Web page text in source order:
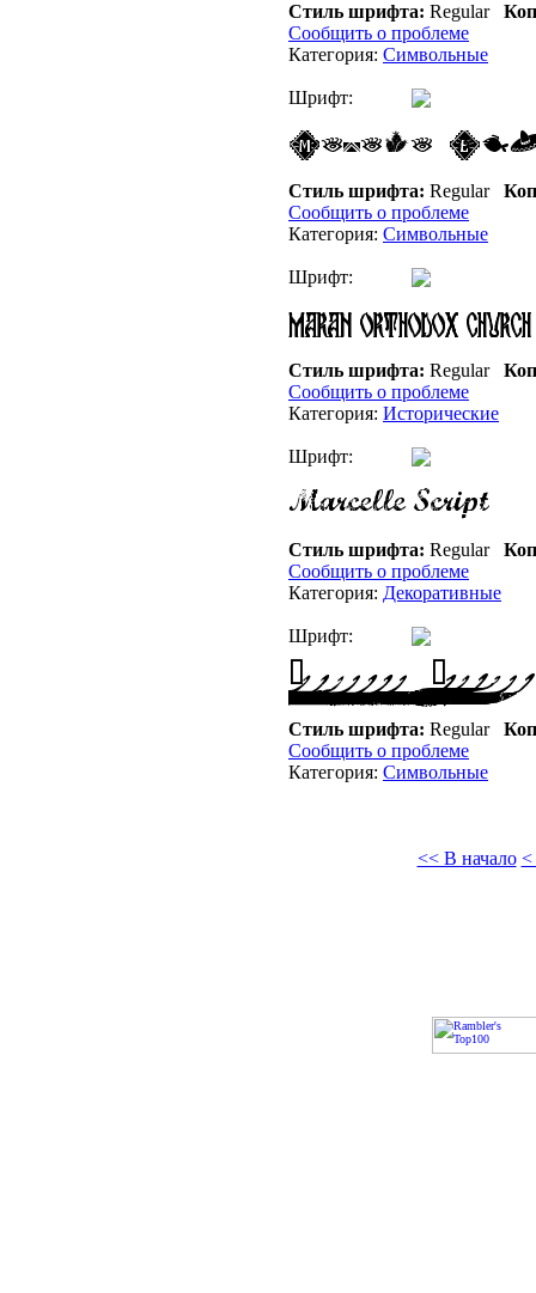
Стиль шрифта: Regular
Сообщить о проблеме
Категория: Символьные
Шрифт:
Стиль шрифта: Regular
Сообщить о проблеме
Категория: Символьные
Шрифт:
Стиль шрифта: Regular
Сообщить о проблеме
Категория: Исторические
Шрифт:
Стиль шрифта: Regular
Сообщить о проблеме
Категория: Декоративные
Шрифт:
Стиль шрифта: Regular
Сообщить о проблеме
Категория: Символьные
<< В начало <